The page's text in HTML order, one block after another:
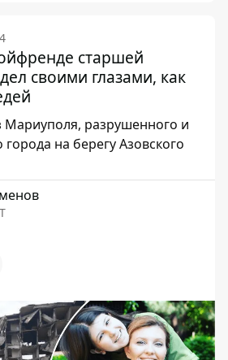
старшей
своими глазами, как
разрушенного и
на берегу Азовского